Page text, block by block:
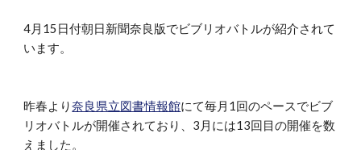
4月15日付朝日新聞奈良版でビブリオバトルが紹介されて
います。
昨春より奈良県立図書情報館にて毎月1回のペースでビブ
リオバトルが開催されており、3月には13回目の開催を数
えました。